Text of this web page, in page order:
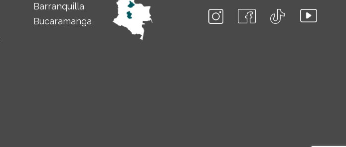
Barranquilla
Bucaramanga